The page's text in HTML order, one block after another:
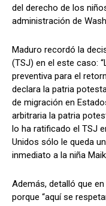
del derecho de los
administración de
Maduro recordó la
(TSJ) en el este caso:
preventiva para el
declara la patria
de migración en
arbitraria la patria
lo ha ratificado el TSJ
Unidos sólo le queda
inmediato a la niña
Además, detalló que
porque “aquí se